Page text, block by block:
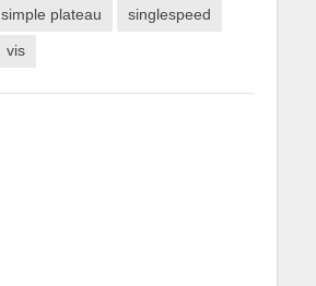
simple plateau singlespeed
vis